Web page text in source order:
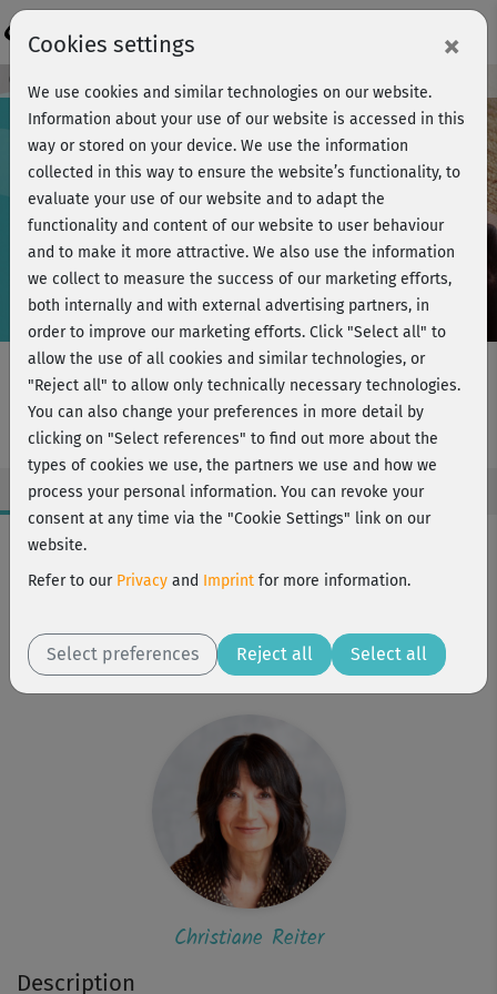
Play
Video
Course preview - join now!
Atmung - Atemwahrnehmung
Description
Workout Facts
beginner
Christiane Reiter
Matte
Christiane Reiter
Cookies settings ×
We use cookies and similar technologies on our website.
Information about your use of our website is accessed in this
way or stored on your device. We use the information
collected in this way to ensure the website’s functionality, to
evaluate your use of our website and to adapt the
functionality and content of our website to user behaviour
and to make it more attractive. We also use the information
we collect to measure the success of our marketing efforts,
both internally and with external advertising partners, in
order to improve our marketing efforts. Click "Select all" to
allow the use of all cookies and similar technologies, or
"Reject all" to allow only technically necessary technologies.
You can also change your preferences in more detail by
clicking on "Select references" to find out more about the
types of cookies we use, the partners we use and how we
process your personal information. You can revoke your
consent at any time via the "Cookie Settings" link on our
website.
Refer to our Privacy and Imprint for more information.
Select preferences Reject all Select all